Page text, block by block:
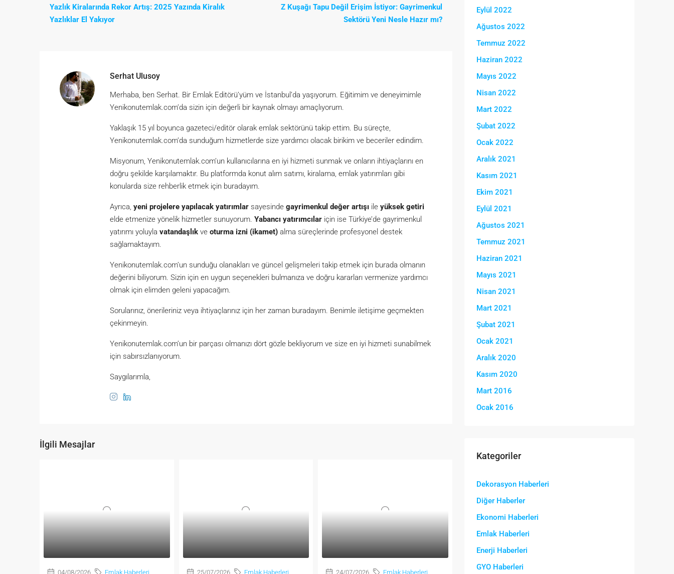
Yazlık Kiralarında Rekor Artış: 2025 Yazında Kiralık
Yazlıklar El Yakıyor
Z Kuşağı Tapu Değil Erişim İstiyor: Gayrimenkul
Sektörü Yeni Nesle Hazır mı?
Serhat Ulusoy
Merhaba, ben Serhat. Bir Emlak Editörü’yüm ve İstanbul’da yaşıyorum. Eğitimim ve deneyimimle
Yenikonutemlak.com’da sizin için değerli bir kaynak olmayı amaçlıyorum.
Yaklaşık 15 yıl boyunca gazeteci/editör olarak emlak sektörünü takip ettim. Bu süreçte,
Yenikonutemlak.com’da sunduğum hizmetlerde size yardımcı olacak birikim ve beceriler edindim.
Misyonum, Yenikonutemlak.com’un kullanıcılarına en iyi hizmeti sunmak ve onların ihtiyaçlarını en
doğru şekilde karşılamaktır. Bu platformda konut alım satımı, kiralama, emlak yatırımları gibi
konularda size rehberlik etmek için buradayım.
Ayrıca, yeni projelere yapılacak yatırımlar sayesinde gayrimenkul değer artışı ile yüksek getiri
elde etmenize yönelik hizmetler sunuyorum. Yabancı yatırımcılar için ise Türkiye’de gayrimenkul
yatırımı yoluyla vatandaşlık ve oturma izni (ikamet) alma süreçlerinde profesyonel destek
sağlamaktayım.
Yenikonutemlak.com’un sunduğu olanakları ve güncel gelişmeleri takip etmek için burada olmanın
değerini biliyorum. Sizin için en uygun seçenekleri bulmanıza ve doğru kararları vermenize yardımcı
olmak için elimden geleni yapacağım.
Sorularınız, önerileriniz veya ihtiyaçlarınız için her zaman buradayım. Benimle iletişime geçmekten
çekinmeyin.
Yenikonutemlak.com’un bir parçası olmanızı dört gözle bekliyorum ve size en iyi hizmeti sunabilmek
için sabırsızlanıyorum.
Saygılarımla,
İlgili Mesajlar
04/08/2026 Emlak Haberleri 25/07/2026 Emlak Haberleri 24/07/2026 Emlak Haberleri
Eylül 2022
Ağustos 2022
Temmuz 2022
Haziran 2022
Mayıs 2022
Nisan 2022
Mart 2022
Şubat 2022
Ocak 2022
Aralık 2021
Kasım 2021
Ekim 2021
Eylül 2021
Ağustos 2021
Temmuz 2021
Haziran 2021
Mayıs 2021
Nisan 2021
Mart 2021
Şubat 2021
Ocak 2021
Aralık 2020
Kasım 2020
Mart 2016
Ocak 2016
Kategoriler
Dekorasyon Haberleri
Diğer Haberler
Ekonomi Haberleri
Emlak Haberleri
Enerji Haberleri
GYO Haberleri